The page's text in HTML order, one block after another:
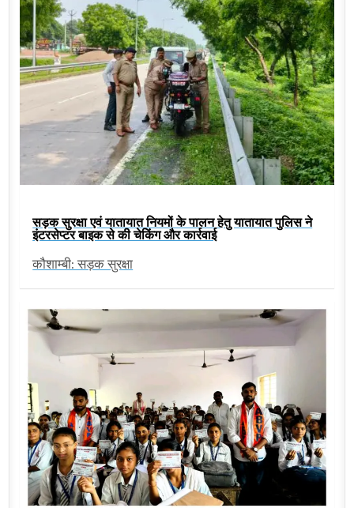
सड़क सुरक्षा एवं यातायात नियमों के पालन हेतु यातायात पुलिस ने
इंटरसेप्टर बाइक से की चेकिंग और कार्रवाई
कौशाम्बी: सड़क सुरक्षा